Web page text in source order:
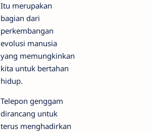
Itu merupakan
bagian dari
perkembangan
evolusi manusia
yang memungkinkan
kita untuk bertahan
hidup.
Telepon genggam
dirancang untuk
terus menghadirkan